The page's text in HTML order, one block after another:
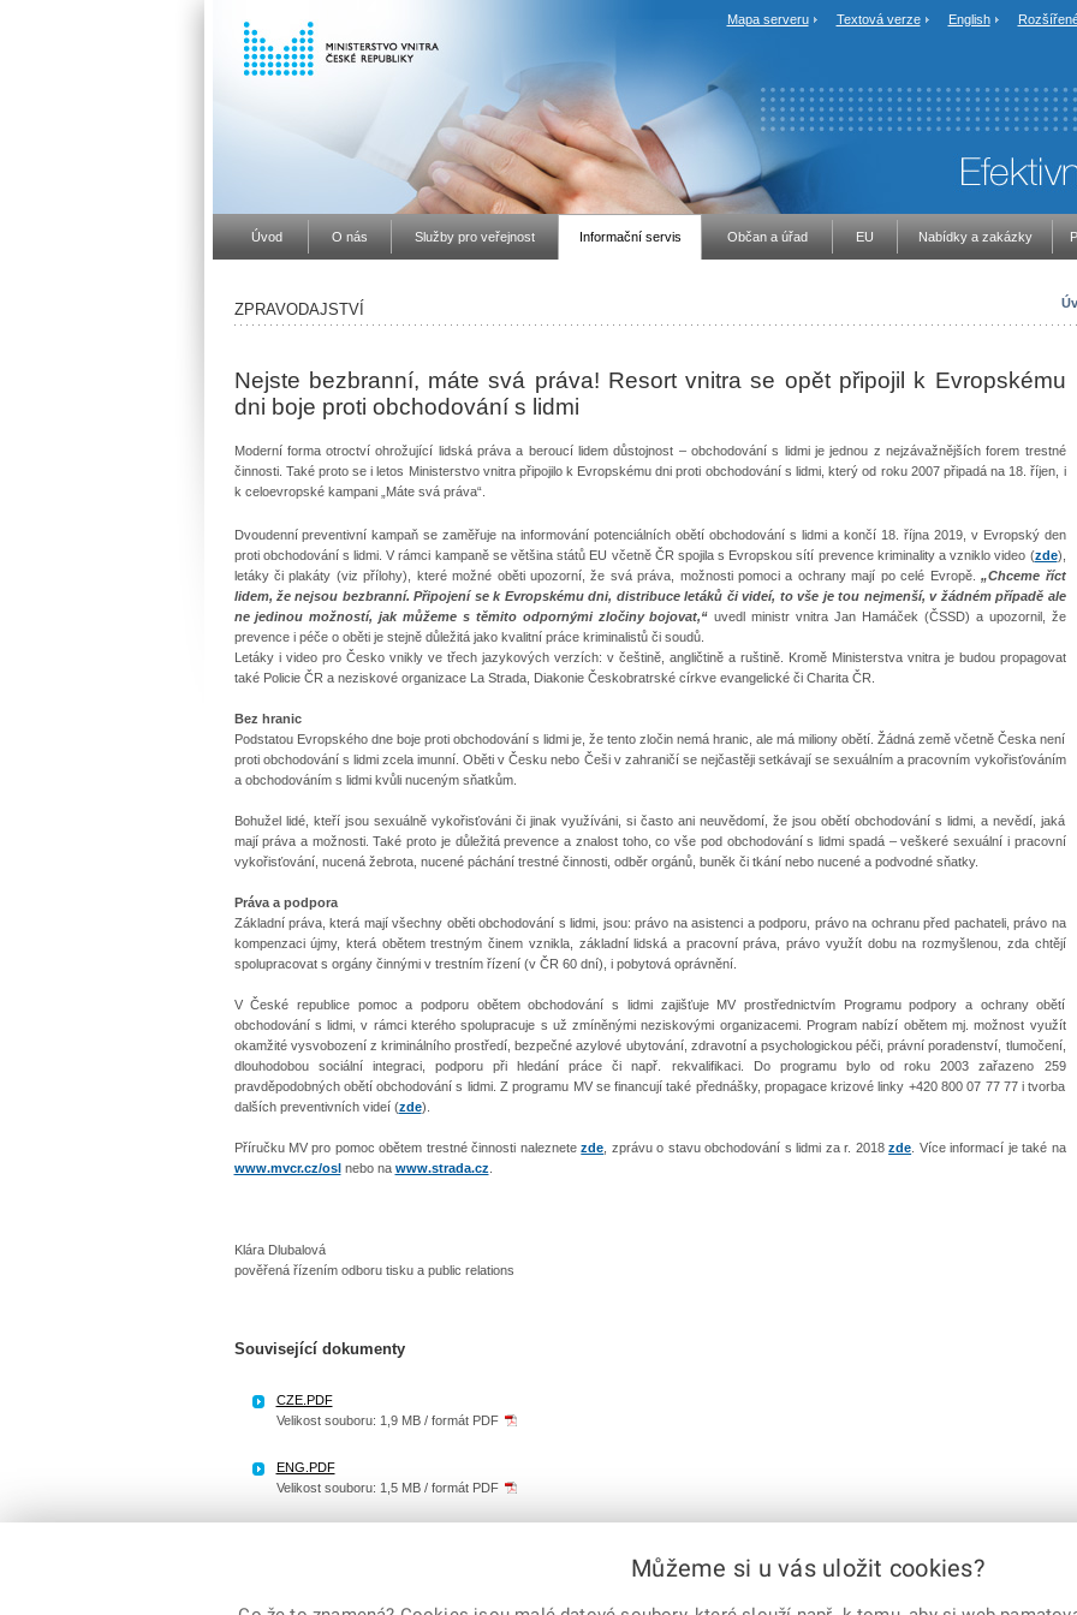
Mapa serveru Textová verze English
Úvod O nás Služby pro veřejnost Informační servis Občan a úřad EU Nabídky a zakázky
ZPRAVODAJSTVÍ
Nejste bezbranní, máte svá práva! Resort vnitra se opět připojil k Evropskému
dni boje proti obchodování s lidmi
Moderní forma otroctví ohrožující lidská práva a beroucí lidem důstojnost – obchodování s lidmi je jednou z nejzávažnějších forem trestné
činnosti. Také proto se i letos Ministerstvo vnitra připojilo k Evropskému dni proti obchodování s lidmi, který od roku 2007 připadá na 18. říjen, i
k celoevropské kampani „Máte svá práva“.
Dvoudenní preventivní kampaň se zaměřuje na informování potenciálních obětí obchodování s lidmi a končí 18. října 2019, v Evropský den
proti obchodování s lidmi. V rámci kampaně se většina států EU včetně ČR spojila s Evropskou sítí prevence kriminality a vzniklo video (zde),
letáky či plakáty (viz přílohy), které možné oběti upozorní, že svá práva, možnosti pomoci a ochrany mají po celé Evropě.„Chceme říct
lidem, že nejsou bezbranní. Připojení se k Evropskému dni, distribuce letáků či videí, to vše je tou nejmenší, v žádném případě ale
ne jedinou možností, jak můžeme s těmito odpornými zločiny bojovat,“uvedl ministr vnitra Jan Hamáček (ČSSD) a upozornil, že
prevence i péče o oběti je stejně důležitá jako kvalitní práce kriminalistů či soudů.
Letáky i video pro Česko vnikly ve třech jazykových verzích: v češtině, angličtině a ruštině. Kromě Ministerstva vnitra je budou propagovat
také Policie ČR a neziskové organizace La Strada, Diakonie Českobratrské církve evangelické či Charita ČR.
Bez hranic
Podstatou Evropského dne boje proti obchodování s lidmi je, že tento zločin nemá hranic, ale má miliony obětí. Žádná země včetně Česka není
proti obchodování s lidmi zcela imunní. Oběti v Česku nebo Češi v zahraničí se nejčastěji setkávají se sexuálním a pracovním vykořisťováním
a obchodováním s lidmi kvůli nuceným sňatkům.
Bohužel lidé, kteří jsou sexuálně vykořisťováni či jinak využíváni, si často ani neuvědomí, že jsou obětí obchodování s lidmi, a nevědí, jaká
mají práva a možnosti. Také proto je důležitá prevence a znalost toho, co vše pod obchodování s lidmi spadá – veškeré sexuální i pracovní
vykořisťování, nucená žebrota, nucené páchání trestné činnosti, odběr orgánů, buněk či tkání nebo nucené a podvodné sňatky.
Práva a podpora
Základní práva, která mají všechny oběti obchodování s lidmi, jsou: právo na asistenci a podporu, právo na ochranu před pachateli, právo na
kompenzaci újmy, která obětem trestným činem vznikla, základní lidská a pracovní práva, právo využít dobu na rozmyšlenou, zda chtějí
spolupracovat s orgány činnými v trestním řízení (v ČR 60 dní), i pobytová oprávnění.
V České republice pomoc a podporu obětem obchodování s lidmi zajišťuje MV prostřednictvím Programu podpory a ochrany obětí
obchodování s lidmi, v rámci kterého spolupracuje s už zmíněnými neziskovými organizacemi. Program nabízí obětem mj. možnost využít
okamžité vysvobození z kriminálního prostředí, bezpečné azylové ubytování, zdravotní a psychologickou péči, právní poradenství, tlumočení,
dlouhodobou sociální integraci, podporu při hledání práce či např. rekvalifikaci. Do programu bylo od roku 2003 zařazeno 259
pravděpodobných obětí obchodování s lidmi. Z programu MV se financují také přednášky, propagace krizové linky +420 800 07 77 77 i tvorba
dalších preventivních videí (zde).
Příručku MV pro pomoc obětem trestné činnosti naleznetezde , zprávu o stavu obchodování s lidmi za r. 2018zde . Více informací je také na
www.mvcr.cz/oslnebo na www.strada.cz
Klára Dlubalová
pověřená řízením odboru tisku a public relations
Související dokumenty
CZE.PDF
Velikost souboru: 1,9 MB / formát PDF
ENG.PDF
Velikost souboru: 1,5 MB / formát PDF
Můžeme si u vás uložit cookies?